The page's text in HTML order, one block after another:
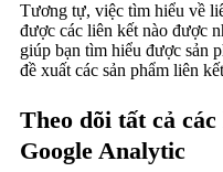
Tương tự, việc tìm hiểu về
được các liên kết nào được
giúp bạn tìm hiểu được sản
đề xuất các sản phẩm liên
Theo dõi tất cả
Google Analytic